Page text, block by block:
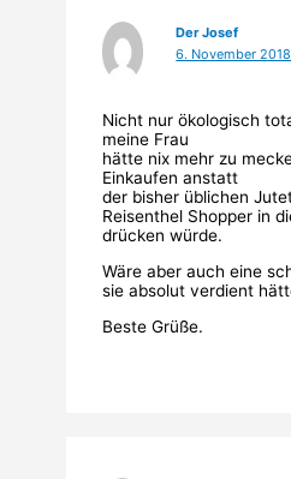
Der Josef
6. November
Nicht nur ökologisch
meine Frau
hätte nix mehr zu
Einkaufen anstatt
der bisher üblichen
Reisenthel Shopper in
drücken würde.
Wäre aber auch eine
sie absolut verdient
Beste Grüße.